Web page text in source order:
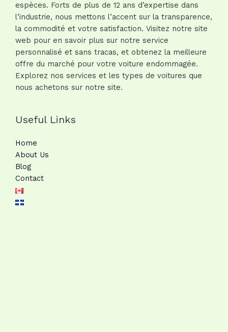
espèces. Forts de plus de 12 ans d’expertise dans
l’industrie, nous mettons l’accent sur la transparence,
la commodité et votre satisfaction. Visitez notre site
web pour en savoir plus sur notre service
personnalisé et sans tracas, et obtenez la meilleure
offre du marché pour votre voiture endommagée.
Explorez nos services et les types de voitures que
nous achetons sur notre site.
Useful Links
Home
About Us
Blog
Contact